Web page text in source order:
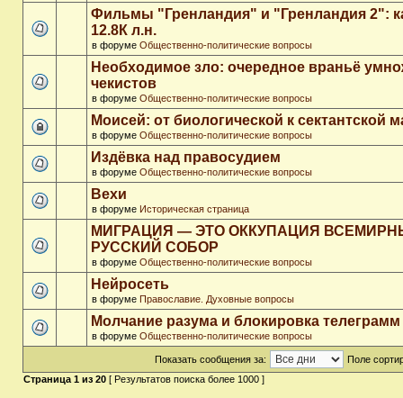
Фильмы "Гренландия" и "Гренландия 2":
12.8К л.н.
в форуме Общественно-политические вопросы
Необходимое зло: очередное враньё
чекистов
в форуме Общественно-политические вопросы
Моисей: от биологической к сектантской
в форуме Общественно-политические вопросы
Издёвка над правосудием
в форуме Общественно-политические вопросы
Вехи
в форуме Историческая страница
МИГРАЦИЯ — ЭТО ОККУПАЦИЯ
РУССКИЙ СОБОР
в форуме Общественно-политические вопросы
Нейросеть
в форуме Православие. Духовные вопросы
Молчание разума и блокировка телеграмм
в форуме Общественно-политические вопросы
Показать сообщения за:
Поле
Страница 1 из 20 [ Результатов поиска более 1000 ]